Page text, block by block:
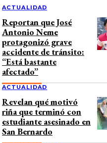
ACTUALIDAD
Reportan que José
Antonio Neme
protagonizó grave
accidente de tránsito:
“Está bastante
afectado”
ACTUALIDAD
Revelan qué motivó
riña que terminó con
estudiante asesinado en
San Bernardo